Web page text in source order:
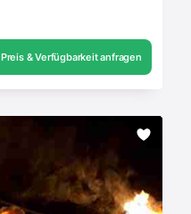
Preis & Verfügbarkeit anfragen